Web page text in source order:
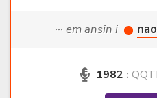
··· em ansin i
1982 :